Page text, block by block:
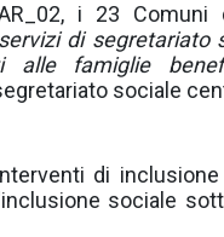
i 23 Comuni
di segretariato
famiglie
sociale
di
sociale